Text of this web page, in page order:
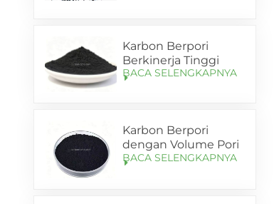
Karbon Berpori
Berkinerja Tinggi
untuk Anoda Silikon-
BACA SELENGKAPNYA
Karbon Berpori
dengan Volume Pori
yang Ditingkatkan
BACA SELENGKAPNYA